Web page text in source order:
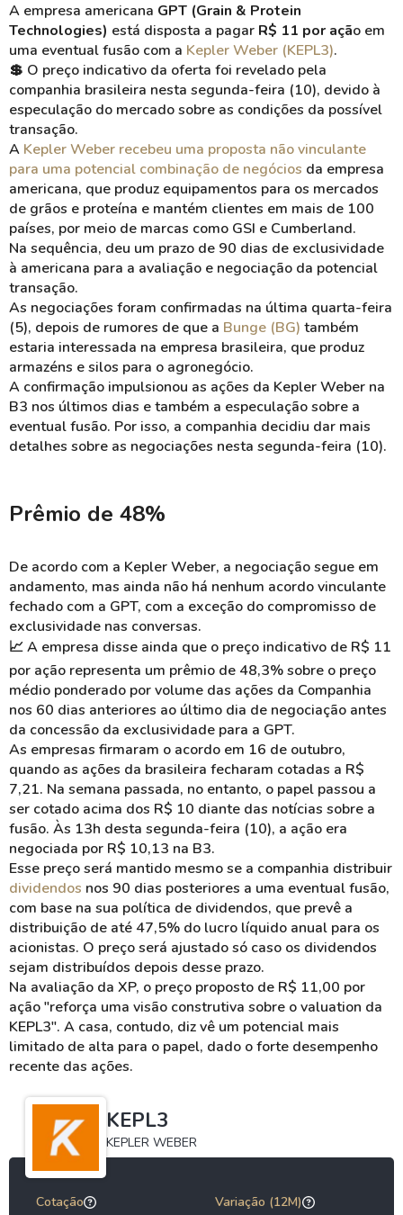
A empresa americana GPT (Grain & Protein
Technologies) está disposta a pagar R$ 11 por ação em
uma eventual fusão com a Kepler Weber (KEPL3).
💲 O preço indicativo da oferta foi revelado pela
companhia brasileira nesta segunda-feira (10), devido à
especulação do mercado sobre as condições da possível
transação.
A Kepler Weber recebeu uma proposta não vinculante
para uma potencial combinação de negócios da empresa
americana, que produz equipamentos para os mercados
de grãos e proteína e mantém clientes em mais de 100
países, por meio de marcas como GSI e Cumberland.
Na sequência, deu um prazo de 90 dias de exclusividade
à americana para a avaliação e negociação da potencial
transação.
As negociações foram confirmadas na última quarta-feira
(5), depois de rumores de que a Bunge (BG) também
estaria interessada na empresa brasileira, que produz
armazéns e silos para o agronegócio.
A confirmação impulsionou as ações da Kepler Weber na
B3 nos últimos dias e também a especulação sobre a
eventual fusão. Por isso, a companhia decidiu dar mais
detalhes sobre as negociações nesta segunda-feira (10).
Prêmio de 48%
De acordo com a Kepler Weber, a negociação segue em
andamento, mas ainda não há nenhum acordo vinculante
fechado com a GPT, com a exceção do compromisso de
exclusividade nas conversas.
📈 A empresa disse ainda que o preço indicativo de R$ 11
por ação representa um prêmio de 48,3% sobre o preço
médio ponderado por volume das ações da Companhia
nos 60 dias anteriores ao último dia de negociação antes
da concessão da exclusividade para a GPT.
As empresas firmaram o acordo em 16 de outubro,
quando as ações da brasileira fecharam cotadas a R$
7,21. Na semana passada, no entanto, o papel passou a
ser cotado acima dos R$ 10 diante das notícias sobre a
fusão. Às 13h desta segunda-feira (10), a ação era
negociada por R$ 10,13 na B3.
Esse preço será mantido mesmo se a companhia distribuir
dividendos nos 90 dias posteriores a uma eventual fusão,
com base na sua política de dividendos, que prevê a
distribuição de até 47,5% do lucro líquido anual para os
acionistas. O preço será ajustado só caso os dividendos
sejam distribuídos depois desse prazo.
Na avaliação da XP, o preço proposto de R$ 11,00 por
ação "reforça uma visão construtiva sobre ovaluation da
KEPL3". A casa, contudo, diz vê um potencial mais
limitado de alta para o papel, dado o forte desempenho
recente das ações.
KEPL3
KEPLER WEBER
Cotação Variação (12M)